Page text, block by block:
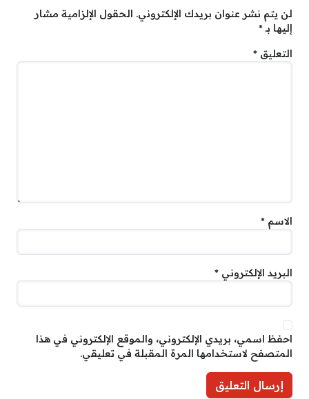
لن يتم نشر عنوان بريدك الإلكتروني.
الحقول الإلزامية مشار
إليها بـ*
التعليق *
الاسم *
البريد الإلكتروني *
احفظ اسمي، بريدي الإلكتروني، والموقع الإلكتروني في هذا
المتصفح لاستخدامها المرة المقبلة في تعليقي.